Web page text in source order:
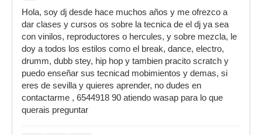
Hola, soy dj desde hace muchos años y me ofrezco a
dar clases y cursos os sobre la tecnica de el dj ya sea
con vinilos, reproductores o hercules, y sobre mezcla, le
doy a todos los estilos como el break, dance, electro,
drumm, dubb stey, hip hop y tambien pracito scratch y
puedo enseñar sus tecnicad mobimientos y demas, si
eres de sevilla y quieres aprender, no dudes en
contactarme , 6544918 90 atiendo wasap para lo que
querais preguntar